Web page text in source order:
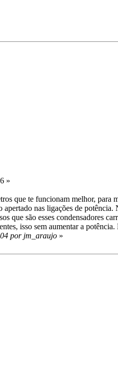
»
que te funcionam melhor, para
nas ligações de
que são esses condensadores
isso sem aumentar a
por jm_araujo »